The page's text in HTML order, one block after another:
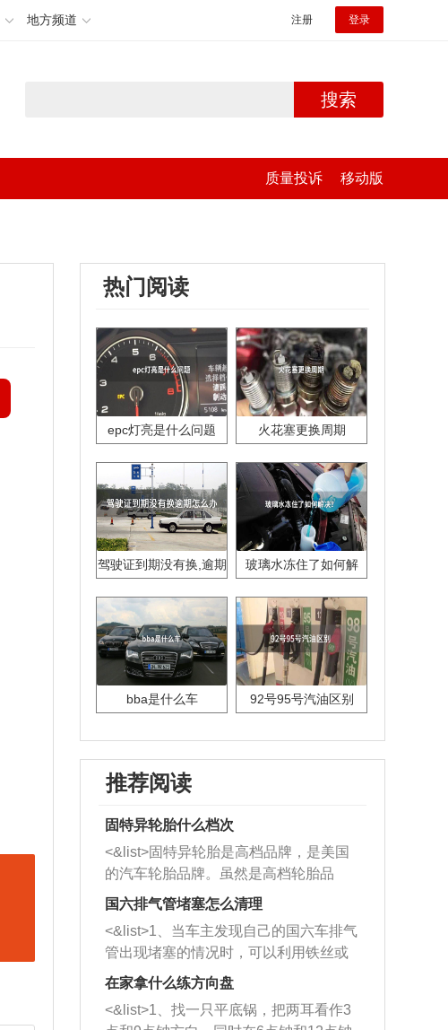
地方频道 注册 登录
搜索
质量投诉 移动版
热门阅读
epc灯亮是什么问题 火花塞更换周期
驾驶证到期没有换,逾期
玻璃水冻住了如何解
bba是什么车 92号95号汽油区别
推荐阅读
固特异轮胎什么档次
<&list>固特异轮胎是高档品牌，是美国
的汽车轮胎品牌。虽然是高档轮胎品
牌，但是中高低端的轮胎都有生产，这
也是为了更好的开拓市场。
国六排气管堵塞怎么清理
<&list>1、当车主发现自己的国六车排气
管出现堵塞的情况时，可以利用铁丝或
者是细棍，直接将杂物给取出来，如果
堵塞情况比较严重，也可以采取应急措
施。 <&list>2、直接利用木棍将所有的
在家拿什么练方向盘
<&list>1、找一只平底锅，把两耳看作3